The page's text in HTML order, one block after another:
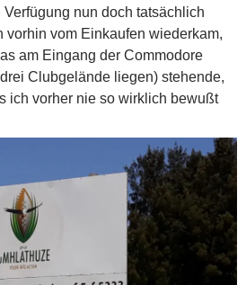
nun doch tatsächlich
vorhin vom Einkaufen wiederkam,
am Eingang der Commodore
Clubgelände liegen) stehende,
ich vorher nie so wirklich bewußt